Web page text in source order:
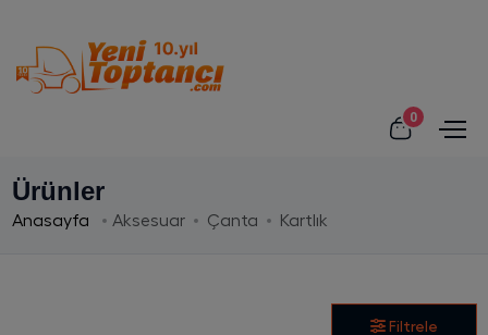
0
Ürünler
Anasayfa Aksesuar Çanta Kartlık
Filtrele